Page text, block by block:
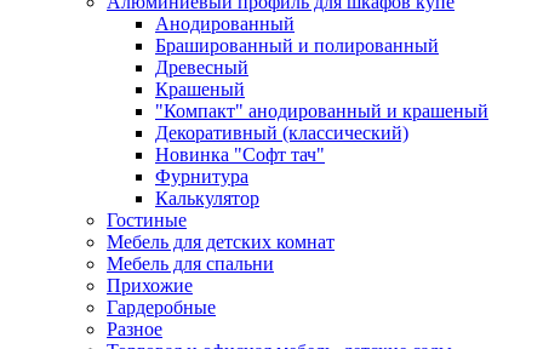
Анодированный
Брашированный и полированный
Древесный
Крашеный
"Компакт" анодированный и крашеный
Декоративный (классический)
Новинка "Софт тач"
Фурнитура
Калькулятор
Гостиные
Мебель для детских комнат
Мебель для спальни
Прихожие
Гардеробные
Разное